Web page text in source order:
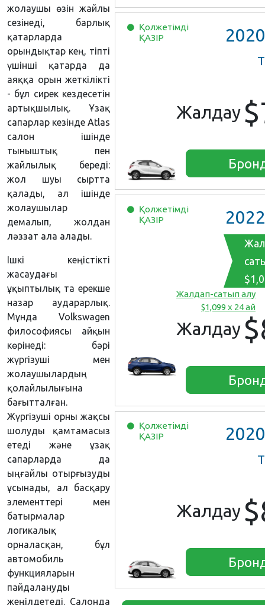
Қолжетімді
ҚАЗІР
2020
Жалдау
Қолжетімді
ҚАЗІР
2022
Жалдап-сатып алу
$1,099 x 24 ай
Жалдау
Қолжетімді
ҚАЗІР
2020
Жалдау
жолаушы өзін жайлы
сезінеді, барлық
қатарларда
орындықтар кең, тіпті
үшінші қатарда да
аяққа орын жеткілікті
- бұл сирек кездесетін
артықшылық. Ұзақ
сапарлар кезінде Atlas
салон ішінде
тыныштық пен
жайлылық береді:
жол шуы сыртта
қалады, ал ішінде
жолаушылар
демалып, жолдан
ләззат ала алады.
Ішкі кеңістікті
жасаудағы
ұқыптылық та ерекше
назар аударарлық.
Мұнда Volkswagen
философиясы айқын
көрінеді: бәрі
жүргізуші мен
жолаушылардың
қолайлылығына
бағытталған.
Жүргізуші орны жақсы
шолуды қамтамасыз
етеді және ұзақ
сапарларда да
ыңғайлы отырғызуды
ұсынады, ал басқару
элементтері мен
батырмалар
логикалық
орналасқан, бұл
автомобиль
функцияларын
пайдалануды
жеңілдетеді. Салонда